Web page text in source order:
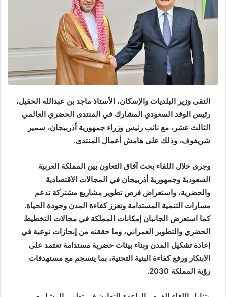
التقى وزير البلديات والإسكان، الأستاذ ماجد بن عبدالله الحقيل،
رئيس الوفد السعودي المشارك في المنتدى الحضري العالمي
الثالث عشر، مع نائب رئيس وزراء جمهورية أذربيجان، سمير
شريفوف، وذلك على هامش أعمال المنتدى.
وجرى خلال اللقاء بحث آفاق التعاون بين المملكة العربية
السعودية وجمهورية أذربيجان في المجالات الاقتصادية
والحضرية، واستعراض فرص تطوير مشاريع مشتركة تدعم
مسارات التنمية المستدامة وتعزز كفاءة المدن وجودة الحياة.
كما استعرض الجانبان إمكانات المملكة في مجالات التخطيط
الحضري والتطوير العمراني، وما حققته من إنجازات نوعية في
إعادة تشكيل المدن وبناء بيئات حضرية مستدامة تعتمد على
الابتكار ورفع كفاءة البنية التحتية، بما ينسجم مع مستهدفات
رؤية المملكة 2030.